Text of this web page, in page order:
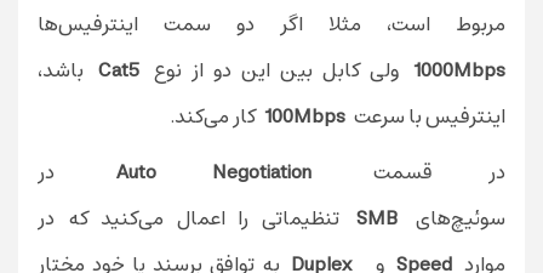
مربوط است، مثلا اگر دو سمت اینترفیس‌ها
1000Mbps ولی کابل بین این دو از نوع Cat5 باشد،
اینترفیس با سرعت 100Mbps کار می‌‌‌کند.
در قسمت Auto Negotiation در
سوئیچ‌های SMBتنظیماتی را اعمال می‌کنید که در
موارد SpeedوDuplex به توافق برسند یا خود مختار